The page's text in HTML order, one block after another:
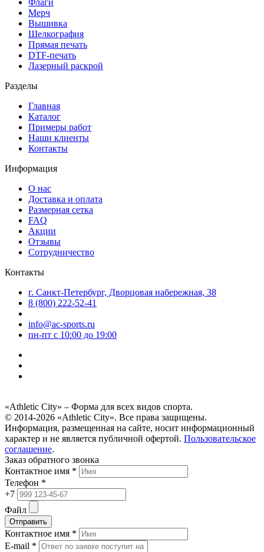
Мерч
Вышивка
Шелкография
Прямая печать
DTF-печать
Лазерный раскрой
Разделы
Главная
Каталог
Примеры работ
Наши клиенты
Контакты
Информация
О нас
Доставка и оплата
Размерная сетка
FAQ
Акции
Отзывы
Сотрудничество
Контакты
г. Санкт-Петербург, Дворцовая набережная, 38
8 (800) 222-52-41
info@ac-sports.ru
пн-пт c 10:00 до 19:00
«Athletic City» – Форма для всех видов спорта.
© 2014-2026 «Athletic City». Все права защищены.
Информация, размещенная на сайте, носит информационный
характер и не является публичной офертой. Пользовательское
соглашение.
Заказ обратного звонка
Контактное имя *
Телефон *
+7
Файл
Отправить
Контактное имя *
E-mail *